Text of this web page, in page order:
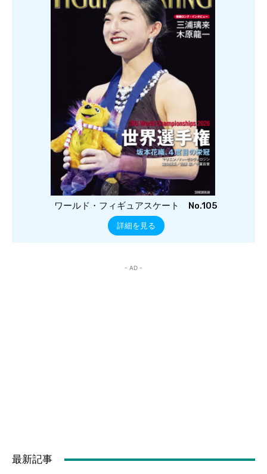
ワールド・フィギュアスケート No.105
詳細を見る
- AD -
最新記事